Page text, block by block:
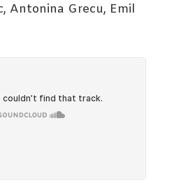
Antonina Grecu, Emil